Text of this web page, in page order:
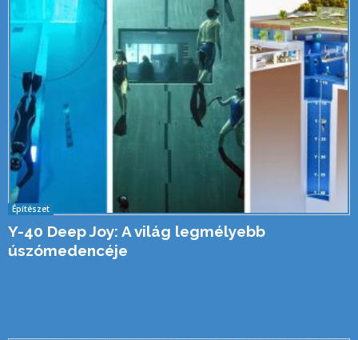
Építészet
Y-40 Deep Joy: A világ legmélyebb
úszómedencéje